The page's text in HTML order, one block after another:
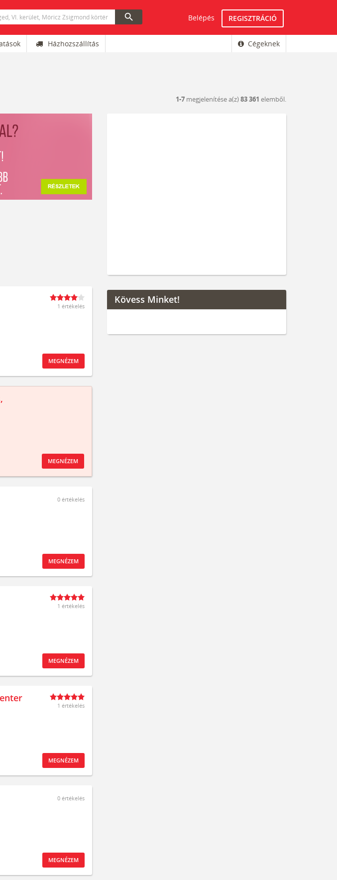
search Belépés REGISZTRÁCIÓ
Házhozszállítás Cégeknek
1-7 megjelenítése a(z)83 361 elemből.
1 értékelés
MEGNÉZEM
MEGNÉZEM
0 értékelés
MEGNÉZEM
1 értékelés
MEGNÉZEM
1 értékelés
MEGNÉZEM
0 értékelés
MEGNÉZEM
Kövess Minket!